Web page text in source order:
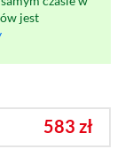
jest
583 zł